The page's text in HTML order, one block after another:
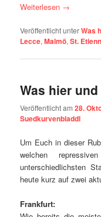
Weiterlesen →
Veröffentlicht unterWas
Lecce,Malmö,St.
Was hier
Veröffentlicht am28.
Suedkurvenbladdl
Um Euch in dieser
welchen
unterschiedlichsten
heute kurz auf zwei
Frankfurt: